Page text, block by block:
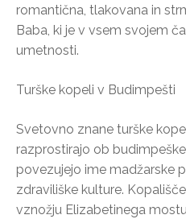
romantična, tlakovana in
Baba, ki je v vsem svojem
umetnosti.
Turške kopeli v Budimpešti
Svetovno znane turške
razprostirajo ob
povezujejo ime madžarske
zdraviliške kulture.
vznožju Elizabetinega